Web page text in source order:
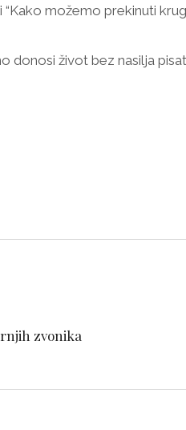
možemo prekinuti krug
donosi život bez nasilja
zvonika